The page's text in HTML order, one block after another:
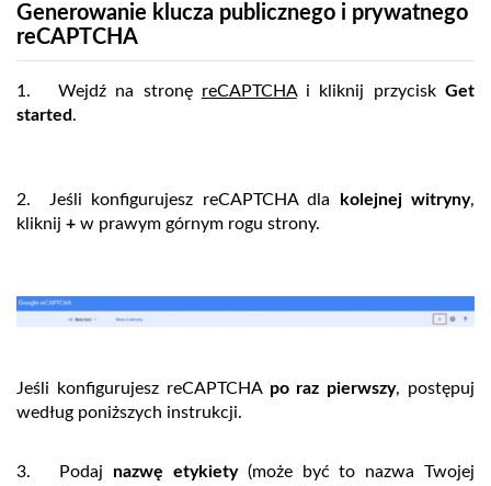
Generowanie klucza publicznego i prywatnego
reCAPTCHA
1. Wejdź na stronę reCAPTCHAi kliknij przyciskGet
started.
2. Jeśli konfigurujesz reCAPTCHA dla kolejnej witryny,
kliknij + w prawym górnym rogu strony.
Jeśli konfigurujesz reCAPTCHA po raz pierwszy, postępuj
według poniższych instrukcji.
3. Podaj nazwę etykiety(może być to nazwa Twojej